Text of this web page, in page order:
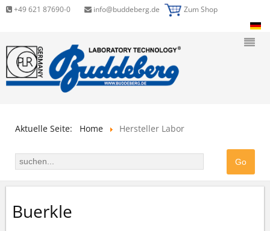
+49 621 87690-0 info@buddeberg.de Zum Shop
Aktuelle Seite: Home Hersteller Labor
Buerkle